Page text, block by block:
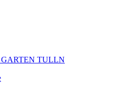
GARTEN TULLN